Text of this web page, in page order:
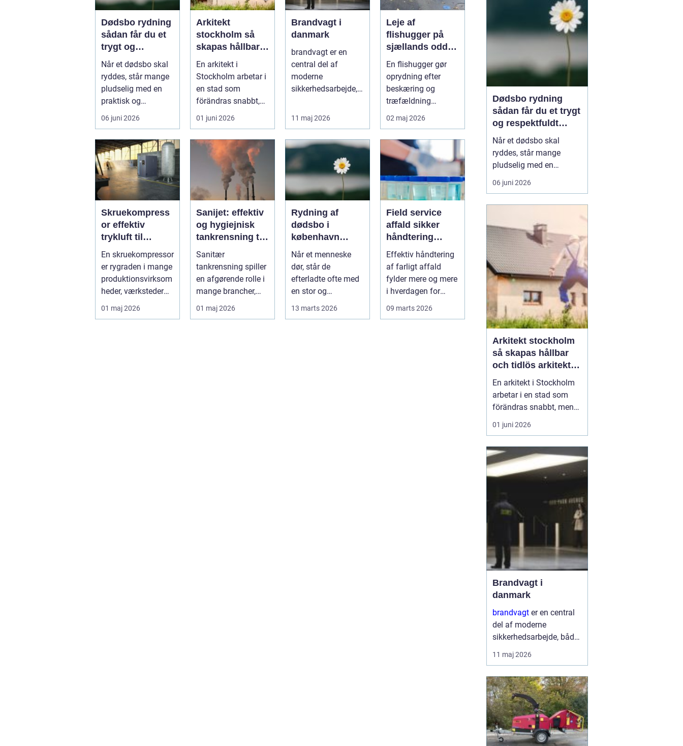
Dødsbo rydning
sådan får du et
trygt og
respektfuldt
forløb
Når et dødsbo skal
ryddes, står mange
pludselig med en
praktisk og
følelsesmæssig
opgave på én
gang....
06 juni 2026
Arkitekt
stockholm så
skapas hållbar
och tidlös
arkitektur i
huvudstaden
En arkitekt i
Stockholm arbetar i
en stad som
förändras snabbt,
men också präglas
av starka historis...
01 juni 2026
Brandvagt i
danmark
brandvagt er en
central del af
moderne
sikkerhedsarbejde,
byggepladser, ved
events og i virk...
11 maj 2026
Leje af
flishugger på
sjællands odde
sådan får du
mest ud af
arbejdet
En flishugger gør
oprydning efter
beskæring og
træfældning
markant lettere. I
stedet for at bruge
we...
02 maj 2026
Skruekompress
or effektiv
trykluft til
industri og
værksted
En skruekompressor
er rygraden i mange
produktionsvirksom
heder, værksteder
og autohuse. Den
leverer ...
01 maj 2026
Sanijet: effektiv
og hygiejnisk
tankrensning til
krævende
industrier
Sanitær
tankrensning spiller
en afgørende rolle i
mange brancher,
produktkvalitet,...
01 maj 2026
Rydning af
dødsbo i
københavn
sådan foregår
en tryg og
effektiv proces
Når et menneske
dør, står de
efterladte ofte med
en stor og
13 marts 2026
Field service
affald sikker
håndtering
direkte hos
virksomheden
Effektiv håndtering
af farligt affald
fylder mere og mere
i hverdagen for
09 marts 2026
ulykker. Mange søger
Dødsbo rydning
sådan får du et trygt
og respektfuldt
forløb
Når et dødsbo skal
ryddes, står mange
pludselig med en
praktisk og
følelsesmæssig opgave
rummer minder, og
samtidig er der
tidsfrister, økonomi og
måske uenighed i
familien. Her kan en
professionel løsn...
06 juni 2026
Arkitekt stockholm
så skapas hållbar
och tidlös arkitektur
i huvudstaden
En arkitekt i Stockholm
arbetar i en stad som
förändras snabbt, men
också präglas av starka
historiska lager. Det gör
spännande. När en
privatperson,
fastighetsägare eller
arkitekt i Stockholm
handlar upp...
01 juni 2026
Brandvagt i
danmark
brandvagt er en central
del af moderne
sikkerhedsarbejde, både
på byggepladser, ved
events og i virksomheder
brandrisiko. En
professionel ordning
med brandvagt handler
ikke kun...
11 maj 2026